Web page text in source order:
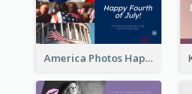
America Photos Happy 4th Of July Twitter Post